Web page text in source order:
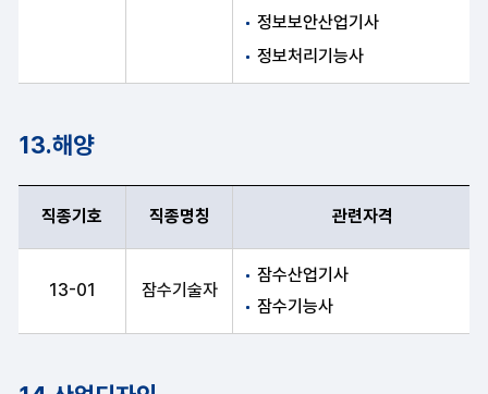
정보보안산업기사
정보처리기능사
13.해양
직종기호, 직종명칭, 관련자격 항목 순으로 해양 안내표
직종기호 직종명칭 관련자격
13-01 잠수기술자
잠수산업기사
잠수기능사